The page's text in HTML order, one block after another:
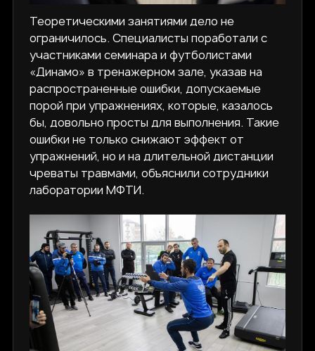
Теоретическими занятиями дело не
ограничилось. Специалисты поработали с
участниками семинара и футболистами
«Динамо» в тренажерном зале, указав на
распространенные ошибки, допускаемые
порой при упражнениях, которые, казалось
бы, довольно просты для выполнения. Такие
ошибки не только снижают эффект от
упражнений, но и на длительной дистанции
чреваты травмами, объяснили сотрудники
лаборатории МФТИ.